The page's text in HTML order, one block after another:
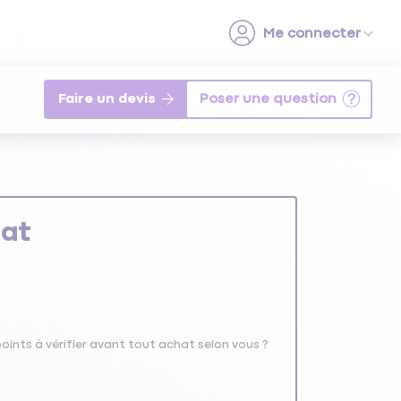
Faire un devis
à vérifier avant tout achat selon vous ?